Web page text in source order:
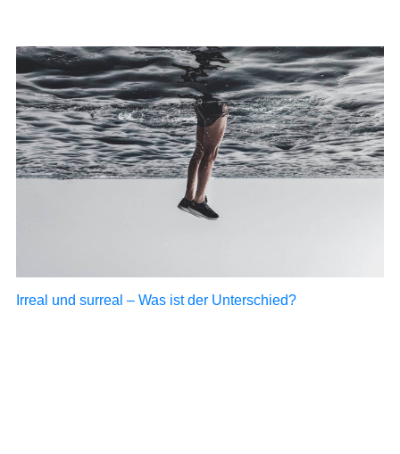
Irreal und surreal – Was ist der Unterschied?